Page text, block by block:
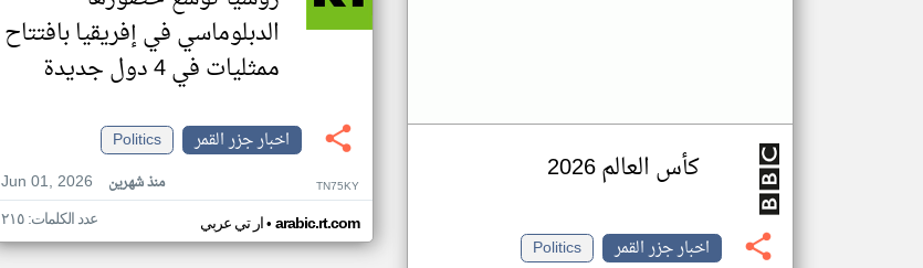
كأس العالم 2026
اخبار جزر القمر
Politics
الدبلوماسي في إفريقيا بافتتاح
ممثليات في 4 دول جديدة
اخبار جزر القمر
Politics
Jun 01, 2026
منذ شهرين TN75KY
ار تي عربي• arabic.rt.com عدد الكلمات: ٢١٥